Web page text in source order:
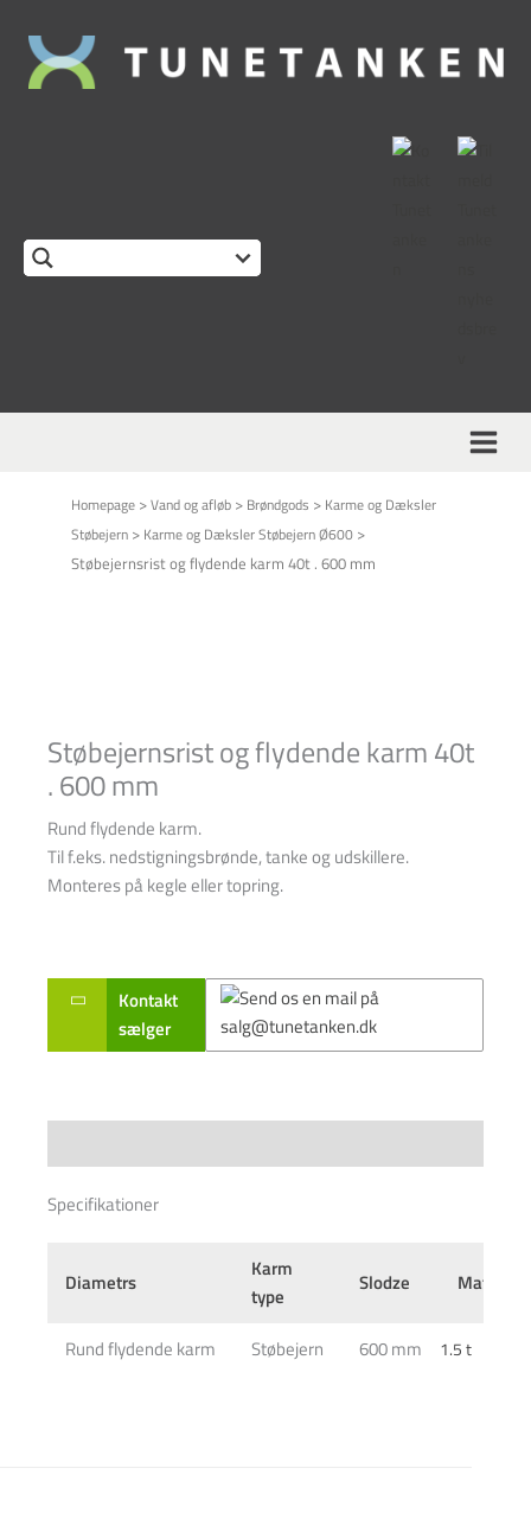
Homepage >Vand og afløb > Brøndgods > Karme og Dæksler
Støbejern > Karme og Dæksler Støbejern Ø600 >
Støbejernsrist og flydende karm 40t . 600 mm
Støbejernsrist og flydende karm 40t
. 600 mm
Rund flydende karm.
Til f.eks. nedstigningsbrønde, tanke og udskillere.
Monteres på kegle eller topring.
Kontakt
sælger
Specifikationer
Diametrs
Karm
type
Slodze Materiāls
Rund flydende karm Støbejern 600 mm 1.5 t